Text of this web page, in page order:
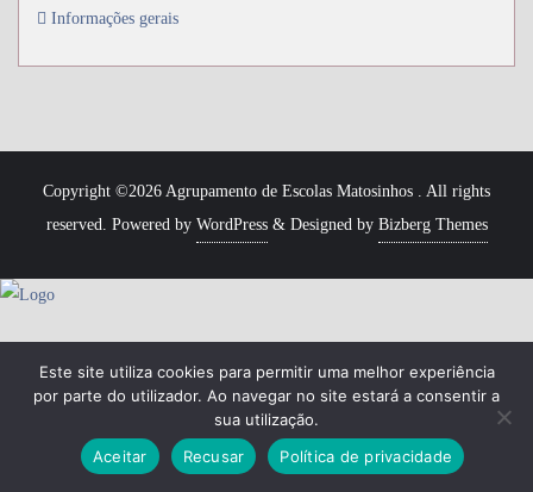
Informações gerais
Copyright ©2026 Agrupamento de Escolas Matosinhos . All rights
reserved. Powered by WordPress & Designed by Bizberg Themes
Este site utiliza cookies para permitir uma melhor experiência
por parte do utilizador. Ao navegar no site estará a consentir a
sua utilização.
Aceitar
Recusar Política de privacidade